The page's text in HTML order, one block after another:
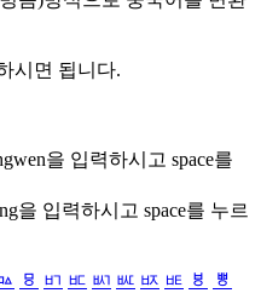
시면 됩니다.
을 입력하시고 space를
을 입력하시고 space를 누르
ㅱ ㅲ ㅳ ㅴ ㅵ ㅶ ㅷ ㅸ
ㅹ